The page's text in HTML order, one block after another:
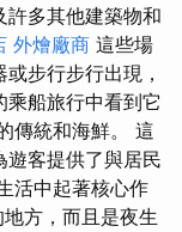
許多其他建築物和
外燴廠商 這些場
步行步行出現，
船旅行中看到它
傳統和海鮮。 這
遊客提供了與居民
活中起著核心作
方，而且是夜生